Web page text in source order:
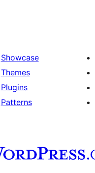
Showcase
Themes
Plugins
Patterns